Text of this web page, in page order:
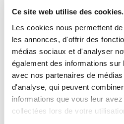
Ce site web utilise des cookies.
Les cookies nous permettent
les annonces, d'offrir des
médias sociaux et d'analyser
également des informations
avec nos partenaires de
d'analyse, qui peuvent
informations que vous leur
collectées lors de votre
qui disparaît si vous
5. L'IA SUR-MESURE
TERRAIN DE JEU
En 2026, intégrer des agents
est devenu crucial. Un SaaS
générique « pour tout le
Avec Laravel, nous